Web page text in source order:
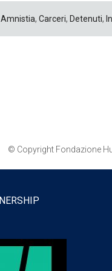
Amnistia, Carceri, Detenuti,
© Copyright Fondazione